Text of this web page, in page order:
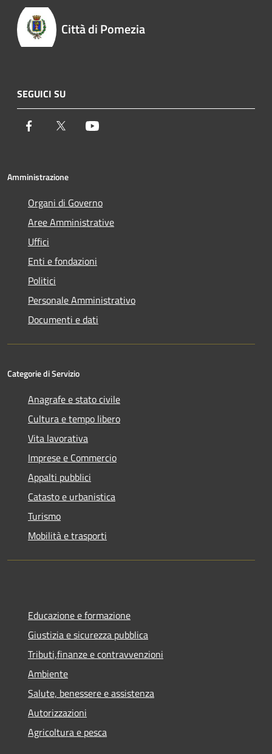
Città di Pomezia
SEGUICI SU
Facebook Twitter
Amministrazione
Organi di Governo
Aree Amministrative
Uffici
Enti e fondazioni
Politici
Personale Amministrativo
Documenti e dati
Categorie di Servizio
Anagrafe e stato civile
Cultura e tempo libero
Vita lavorativa
Imprese e Commercio
Appalti pubblici
Catasto e urbanistica
Turismo
Mobilità e trasporti
Educazione e formazione
Giustizia e sicurezza pubblica
Tributi,finanze e contravvenzioni
Ambiente
Salute, benessere e assistenza
Autorizzazioni
Agricoltura e pesca